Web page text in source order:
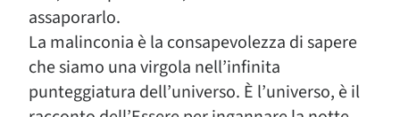
assaporarlo.
La malinconia è la consapevolezza di sapere
che siamo una virgola nell’infinita
punteggiatura dell’universo. È l’universo, è il